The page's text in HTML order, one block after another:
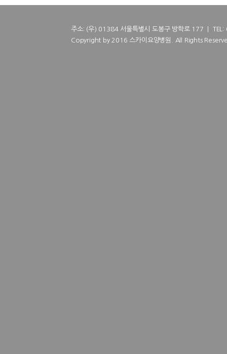
주소: (우) 01384 서울특별시 도봉구 방학로 177 |
Copyright by 2016 스카이요양병원. All Rights